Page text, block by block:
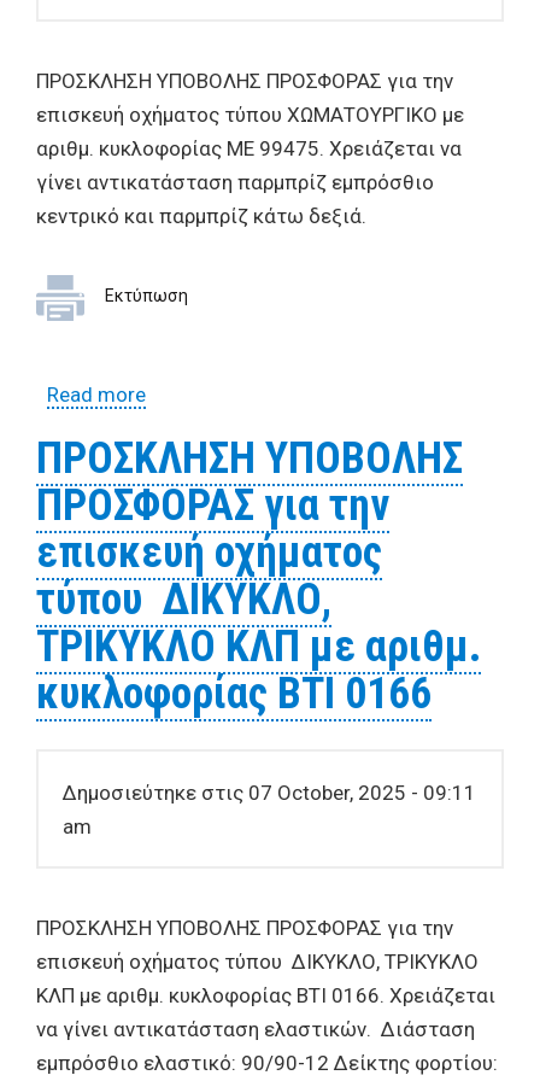
ΠΡΟΣΚΛΗΣΗ ΥΠΟΒΟΛΗΣ ΠΡΟΣΦΟΡΑΣ για την
επισκευή οχήματος τύπου ΧΩΜΑΤΟΥΡΓΙΚΟ με
αριθμ. κυκλοφορίας ΜΕ 99475. Χρειάζεται να
γίνει αντικατάσταση παρμπρίζ εμπρόσθιο
κεντρικό και παρμπρίζ κάτω δεξιά.
Εκτύπωση
Read moreabout ΠΡΟΣΚΛΗΣΗ ΥΠΟΒΟΛΗΣ
τύπου ΧΩΜΑΤΟΥΡΓΙΚΟ με αριθμ.
κυκλοφορίας ΜΕ 99475
ΠΡΟΣΚΛΗΣΗ ΥΠΟΒΟΛΗΣ
ΠΡΟΣΦΟΡΑΣ για την
επισκευή οχήματος
τύπου ΔΙΚΥΚΛΟ,
ΤΡΙΚΥΚΛΟ ΚΛΠ με αριθμ.
κυκλοφορίας ΒΤΙ 0166
Δημοσιεύτηκε στις 07 October, 2025 - 09:11
am
ΠΡΟΣΚΛΗΣΗ ΥΠΟΒΟΛΗΣ ΠΡΟΣΦΟΡΑΣ για την
επισκευή οχήματος τύπου ΔΙΚΥΚΛΟ, ΤΡΙΚΥΚΛΟ
ΚΛΠ με αριθμ. κυκλοφορίας ΒΤΙ 0166. Χρειάζεται
να γίνει αντικατάσταση ελαστικών. Διάσταση
εμπρόσθιο ελαστικό: 90/90-12 Δείκτης φορτίου: